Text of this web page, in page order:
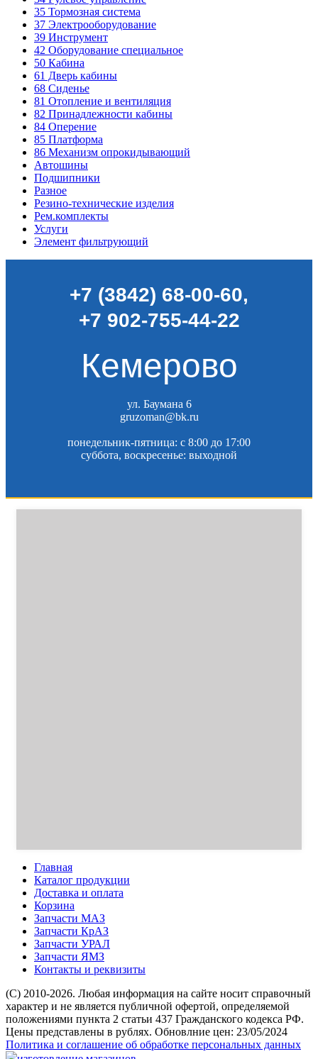
35 Тормозная система
37 Электрооборудование
39 Инструмент
42 Оборудование специальное
50 Кабина
61 Дверь кабины
68 Сиденье
81 Отопление и вентиляция
82 Принадлежности кабины
84 Оперение
85 Платформа
86 Механизм опрокидывающий
Автошины
Подшипники
Разное
Резино-технические изделия
Рем.комплекты
Услуги
Элемент фильтрующий
+7 (3842) 68-00-60,
+7 902-755-44-22
Кемерово
ул. Баумана 6
gruzoman@bk.ru
понедельник-пятница: c 8:00 до 17:00
суббота, воскресенье: выходной
Главная
Каталог продукции
Доставка и оплата
Корзина
Запчасти МАЗ
Запчасти КрАЗ
Запчасти УРАЛ
Запчасти ЯМЗ
Контакты и реквизиты
(C) 2010-2026. Любая информация на сайте носит справочный
характер и не является публичной офертой, определяемой
положениями пункта 2 статьи 437 Гражданского кодекса РФ.
Цены представлены в рублях. Обновлние цен: 23/05/2024
Политика и соглашение об обработке персональных данных